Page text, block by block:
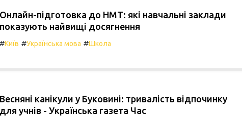
Онлайн-підготовка до НМТ: які навчальні заклади
показують найвищі досягнення
#Київ #Українська мова #Школа
Весняні канікули у Буковині: тривалість відпочинку
для учнів - Українська газета Час